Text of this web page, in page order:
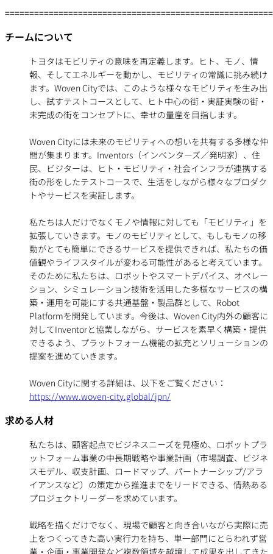
チームについて
トヨタはモビリティの意味を再定義します。ヒト、モノ、情
報、そしてエネルギーを動かし、モビリティの常識に挑み続け
ます。Woven Cityでは、このような様々なモビリティを生み出
し、試すテストコースとして、ヒト中心の街・実証実験の街・
未完成の街をコンセプトに、幸せの量産を目指します。
Woven Cityには未来のモビリティへの想いを共有する多様な仲
間が集まります。Inventors（インベンターズ／発明家）、住
民、ビジターは、ヒト・モビリティ・社会インフラが連携する
街の形をしたテストコースで、生活をしながら様々なプロダク
トやサービスを実証します。
私たちは人だけでなくモノや情報に対しても「モビリティ」を
拡張していきます。モノのモビリティとして、もしもモノの移
動がとても簡単にできるサービスを提供できれば、私たちの価
値観やライフスタイルが変わる可能性があると考えています。
そのために私たちは、ロボットやスマートデバイス、オペレー
ション、シミュレーション技術を活用した多様なサービスの構
築・運用を可能にする共通基盤・製品群として、Robot
Platformを開発しています。今後は、Woven City内外の顧客に
対してInventorと協業しながら、サービスを素早く構築・提供
できるよう、プラットフォーム機能の拡充とソリューションの
提案を進めていきます。
Woven Cityに関する詳細は、以下をご覧ください：
https://www.woven-city.global/jpn/
求める人材
私たちは、顧客起点でビジネスニーズを見極め、ロボットプラ
ットフォーム事業の中長期戦略や事業計画（市場調査、ビジネ
スモデル、収支計画、ロードマップ、パートナーシップ/アラ
イアンスなど）の策定から推進までをリードできる、情熱ある
プロジェクトリーダーを求めています。
戦略を描くだけでなく、現場で顧客と向き合いながら実際に売
上をつくってきた高い実行力を持ち、単一部門にとらわれず営